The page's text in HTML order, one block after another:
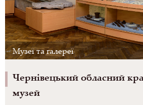
Музеї та галереї
Чернівецький обласний
музей